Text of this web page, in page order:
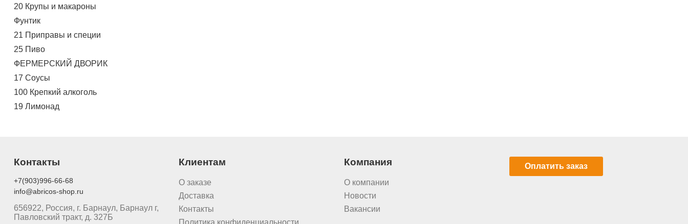
20 Крупы и макароны
Фунтик
21 Приправы и специи
25 Пиво
ФЕРМЕРСКИЙ ДВОРИК
17 Соусы
100 Крепкий алкоголь
19 Лимонад
Контакты
+7(903)996-66-68
info@abricos-shop.ru
656922, Россия, г. Барнаул, Барнаул г,
Павловский тракт, д. 327Б
Клиентам
О заказе
Доставка
Контакты
Компания
О компании
Новости
Вакансии
Оплатить заказ